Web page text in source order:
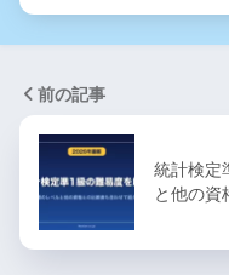
前の記事
統計検定
と他の資